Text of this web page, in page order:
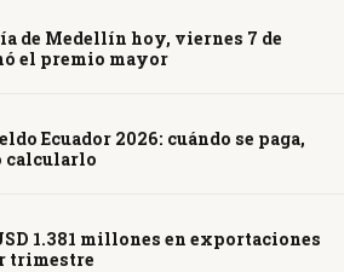
de Medellín hoy, viernes 7 de
el premio mayor
Ecuador 2026: cuándo se paga,
calcularlo
1.381 millones en exportaciones
trimestre